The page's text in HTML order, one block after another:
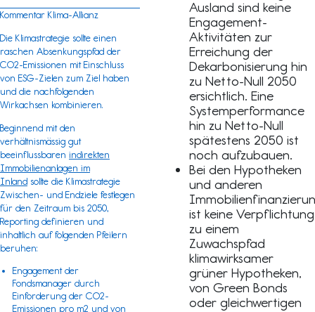
Kommentar Klima-Allianz
Die Klimastrategie sollte einen
raschen Absenkungspfad der
CO2-Emissionen mit Einschluss
von ESG-Zielen zum Ziel haben
und die nachfolgenden
Wirkachsen kombinieren.
Beginnend mit den
verhältnismässig gut
beeinflussbaren indirekten
Immobilienanlagen im
Inland sollte die Klimastrategie
Zwischen- und Endziele festlegen
für den Zeitraum bis 2050,
Reporting definieren und
inhaltlich auf folgenden Pfeilern
beruhen:
Engagement der
Fondsmanager durch
Einforderung der CO2-
Emissionen pro m2 und von
Ausland sind keine
Engagement-
Aktivitäten zur
Erreichung der
Dekarbonisierung hin
zu Netto-Null 2050
ersichtlich. Eine
Systemperformance
hin zu Netto-Null
spätestens 2050 ist
noch aufzubauen.
Bei den Hypotheken
und anderen
ist keine Verpflichtung
zu einem
Zuwachspfad
klimawirksamer
grüner Hypotheken,
von Green Bonds
oder gleichwertigen